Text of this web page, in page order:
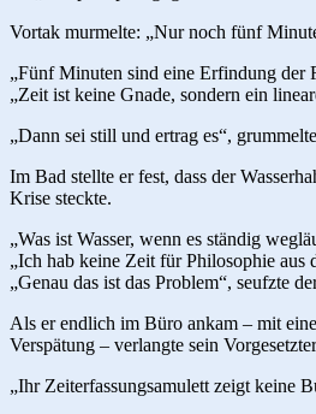
Vortak murmelte: „Nur noch fünf
„Fünf Minuten sind eine Erfindung der
„Zeit ist keine Gnade, sondern ein
„Dann sei still und ertrag es“,
Im Bad stellte er fest, dass der
Krise steckte.
„Was ist Wasser, wenn es ständig
„Ich hab keine Zeit für Philosophie aus
„Genau das ist das Problem“, seufzte
Als er endlich im Büro ankam – mit
Verspätung – verlangte sein
„Ihr Zeiterfassungsamulett zeigt keine